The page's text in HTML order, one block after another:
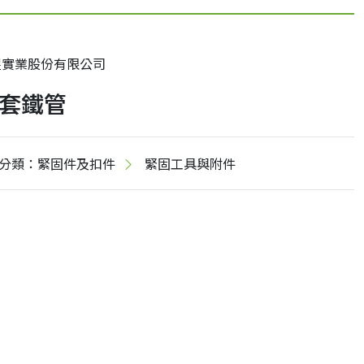
業股份有限公司
鐵管
類：緊固件及扣件 緊固工具與附件